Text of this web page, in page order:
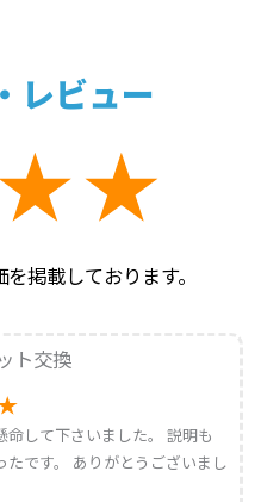
レビュー
掲載しております。
ト交換
命して下さいました。 説明も
たです。 ありがとうございまし